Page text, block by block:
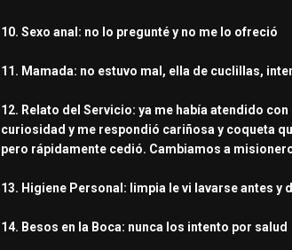
10. Sexo anal: no lo pregunté y no me lo ofreció
11. Mamada: no estuvo mal, ella de cuclillas,
12. Relato del Servicio: ya me había atendido
curiosidad y me respondió cariñosa y coqueta
pero rápidamente cedió. Cambiamos a
13. Higiene Personal: limpia le vi lavarse antes y
14. Besos en la Boca: nunca los intento por salud